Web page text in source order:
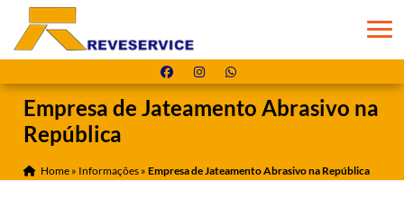
Empresa de Jateamento Abrasivo na
República
Home » Informações »Empresa de Jateamento Abrasivo na República